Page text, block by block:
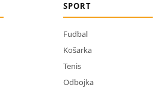
SPORT
Fudbal
Košarka
Tenis
Odbojka